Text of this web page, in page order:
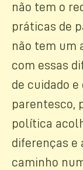
não tem o
práticas de
não tem um
com essas
de cuidado
parentesco,
política
diferenças e
caminho